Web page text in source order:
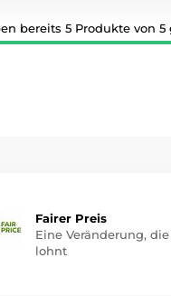
bereits 5 Produkte von 5
Fairer Preis
Eine Veränderung,
lohnt